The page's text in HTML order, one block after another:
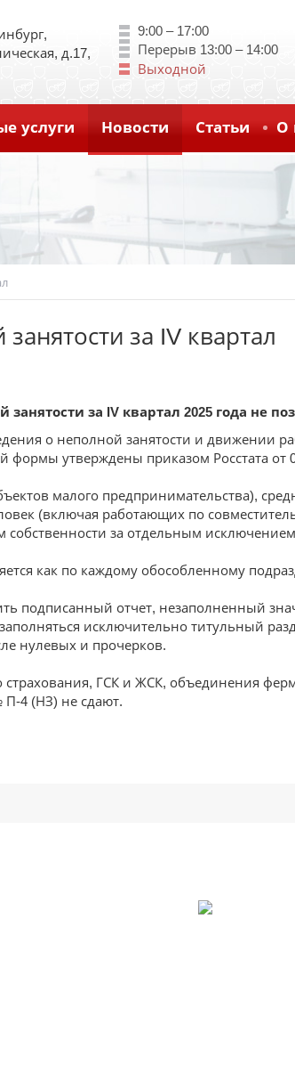
д.17,
пн
вт
ср
чт
пт
9:00 – 17:00
Перерыв 13:00 – 14:00
сб
вс
Выходной
услуги Новости Статьи О
за IV квартал
за IV квартал 2025 года не
о неполной занятости и движении
формы утверждены приказом Росстата от
малого предпринимательства),
(включая работающих по
собственности за отдельным
как по каждому обособленному
подписанный отчет, незаполненный
исключительно титульный
нулевых и прочерков.
ГСК и ЖСК, объединения
П-4 (НЗ) не сдают.